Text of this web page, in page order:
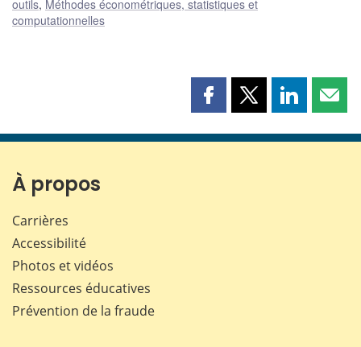
outils, Méthodes économétriques, statistiques et
computationnelles
Partager
page
Partager
page
Partager
page page
À propos
Carrières
Accessibilité
Photos et vidéos
Ressources éducatives
Prévention de la fraude